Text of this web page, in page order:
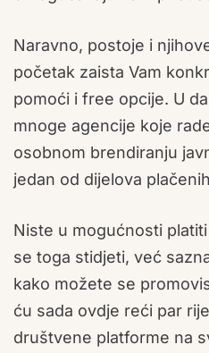
Naravno, postoje i
početak zaista Vam
pomoći i free opcije. U
mnoge agencije koje
osobnom brendiranju
jedan od dijelova
Niste u mogućnosti
se toga stidjeti, već
kako možete se
ću sada ovdje reći par
društvene platforme na